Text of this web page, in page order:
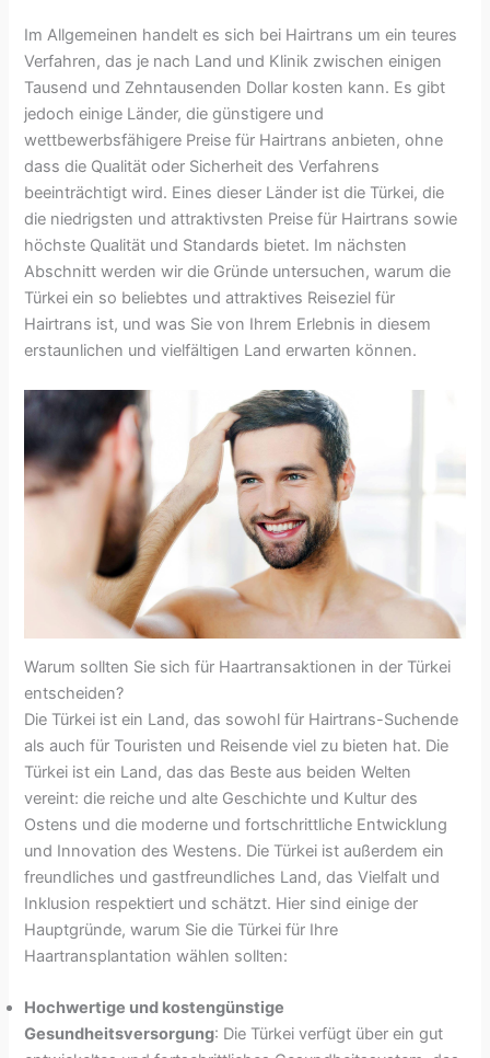
Im Allgemeinen handelt es sich bei Hairtrans um ein teures
Verfahren, das je nach Land und Klinik zwischen einigen
Tausend und Zehntausenden Dollar kosten kann. Es gibt
jedoch einige Länder, die günstigere und
wettbewerbsfähigere Preise für Hairtrans anbieten, ohne
dass die Qualität oder Sicherheit des Verfahrens
beeinträchtigt wird. Eines dieser Länder ist die Türkei, die
die niedrigsten und attraktivsten Preise für Hairtrans sowie
höchste Qualität und Standards bietet. Im nächsten
Abschnitt werden wir die Gründe untersuchen, warum die
Türkei ein so beliebtes und attraktives Reiseziel für
Hairtrans ist, und was Sie von Ihrem Erlebnis in diesem
erstaunlichen und vielfältigen Land erwarten können.
Warum sollten Sie sich für Haartransaktionen in der Türkei
entscheiden?
Die Türkei ist ein Land, das sowohl für Hairtrans-Suchende
als auch für Touristen und Reisende viel zu bieten hat. Die
Türkei ist ein Land, das das Beste aus beiden Welten
vereint: die reiche und alte Geschichte und Kultur des
Ostens und die moderne und fortschrittliche Entwicklung
und Innovation des Westens. Die Türkei ist außerdem ein
freundliches und gastfreundliches Land, das Vielfalt und
Inklusion respektiert und schätzt. Hier sind einige der
Hauptgründe, warum Sie die Türkei für Ihre
Haartransplantation wählen sollten:
Hochwertige und kostengünstige
Gesundheitsversorgung: Die Türkei verfügt über ein gut